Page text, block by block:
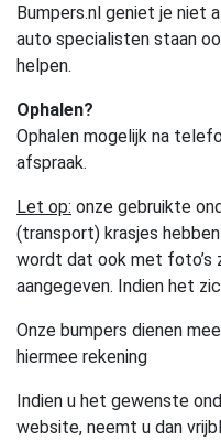
Bumpers.nl geniet je niet
auto specialisten staan
helpen.
Ophalen?
Ophalen mogelijk na
afspraak.
Let op: onze gebruikte
(transport) krasjes
wordt dat ook met foto’s
aangegeven. Indien het
Onze bumpers dienen
hiermee rekening
Indien u het gewenste
website, neemt u dan